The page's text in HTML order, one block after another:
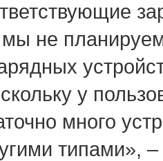
не
у
много
типами»,